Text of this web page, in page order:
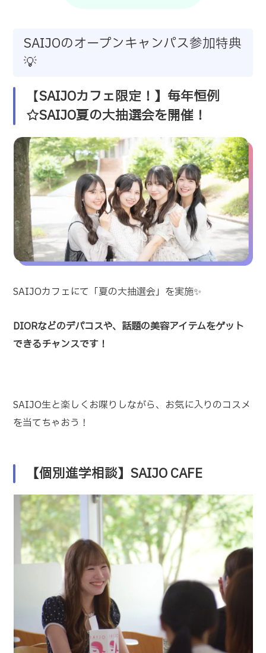
SAIJOのオープンキャンパス参加特典
💡
【SAIJOカフェ限定！ 】毎年恒例
☆SAIJO夏の大抽選会を開催！
SAIJOカフェにて「夏の大抽選会」を実施✨
DIORなどのデパコスや、話題の美容アイテムをゲット
できるチャンスです！
SAIJO生と楽しくお喋りしながら、お気に入りのコスメ
を当てちゃおう！
【個別進学相談】 SAIJO CAFE